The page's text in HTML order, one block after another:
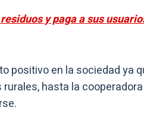
y paga a sus
positivo en la sociedad ya
hasta la